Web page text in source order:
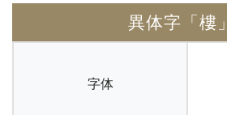
異体字「樓」
字体